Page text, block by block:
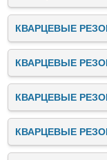
КВАРЦЕВЫЕ
КВАРЦЕВЫЕ
КВАРЦЕВЫЕ
КВАРЦЕВЫЕ